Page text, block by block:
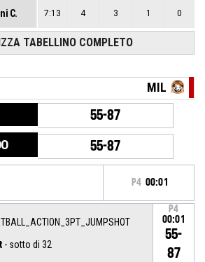
C. 7:13 4 3 1 0
TABELLINO COMPLETO
MIL
55-87
55-87
P4 00:01
- sotto di 32
P4
00:01
55-
87